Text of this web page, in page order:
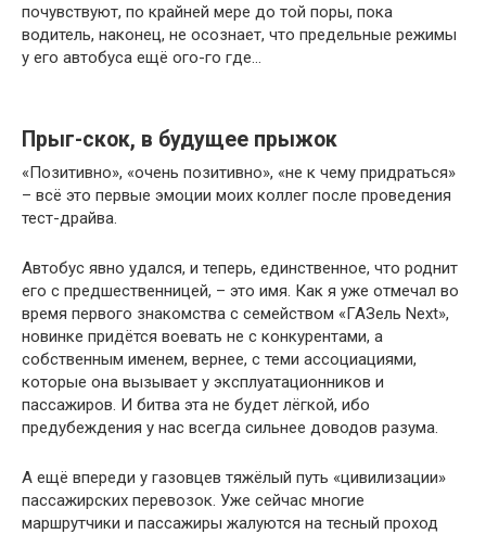
почувствуют, по крайней мере до той поры, пока
водитель, наконец, не осознает, что предельные режимы
у его автобуса ещё ого-го где…
Прыг-скок, в будущее прыжок
«Позитивно», «очень позитивно», «не к чему придраться»
– всё это первые эмоции моих коллег после проведения
тест-драйва.
Автобус явно удался, и теперь, единственное, что роднит
его с предшественницей, – это имя. Как я уже отмечал во
время первого знакомства с семейством «ГАЗель Next»,
новинке придётся воевать не с конкурентами, а
собственным именем, вернее, с теми ассоциациями,
которые она вызывает у эксплуатационников и
пассажиров. И битва эта не будет лёгкой, ибо
предубеждения у нас всегда сильнее доводов разума.
А ещё впереди у газовцев тяжёлый путь «цивилизации»
пассажирских перевозок. Уже сейчас многие
маршрутчики и пассажиры жалуются на тесный проход